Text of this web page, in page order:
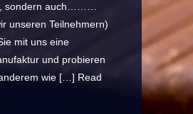
sondern auch………
unseren Teilnehmern)
mit uns eine
und probieren
wie […] Read